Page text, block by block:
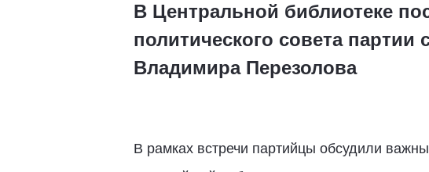
В Центральной библиотеке
политического совета партии
Владимира Перезолова
В рамках встречи партийцы обсудили